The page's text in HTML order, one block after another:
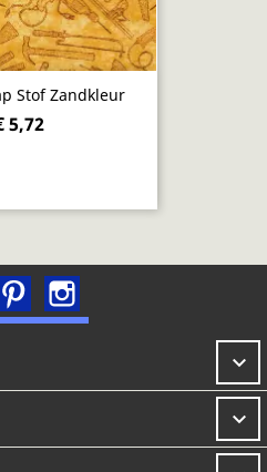
Stof Zandkleur
5,72
Pinterest

